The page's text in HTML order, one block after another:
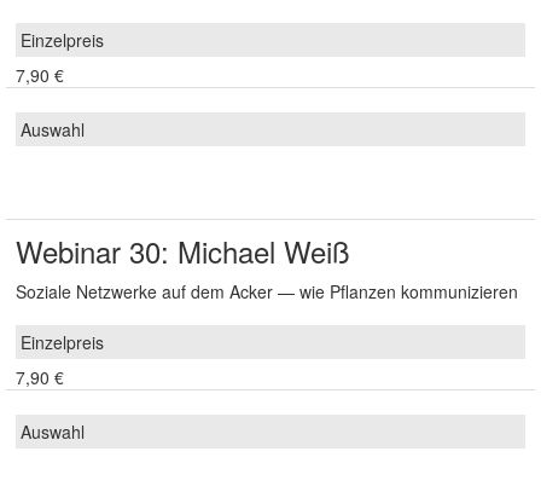
7,90 €
Webinar 30: Michael Weiß
Soziale Netzwerke auf dem Acker — wie Pflanzen kommunizieren
7,90 €